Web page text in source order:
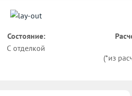
Состояние:
С отделкой
(*из